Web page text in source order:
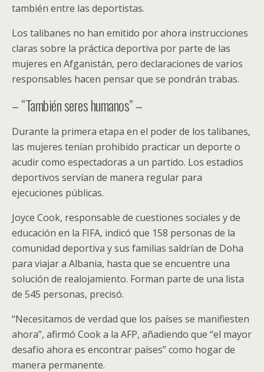
también entre las deportistas.
Los talibanes no han emitido por ahora instrucciones
claras sobre la práctica deportiva por parte de las
mujeres en Afganistán, pero declaraciones de varios
responsables hacen pensar que se pondrán trabas.
– “También seres humanos” –
Durante la primera etapa en el poder de los talibanes,
las mujeres tenían prohibido practicar un deporte o
acudir como espectadoras a un partido. Los estadios
deportivos servían de manera regular para
ejecuciones públicas.
Joyce Cook, responsable de cuestiones sociales y de
educación en la FIFA, indicó que 158 personas de la
comunidad deportiva y sus familias saldrían de Doha
para viajar a Albania, hasta que se encuentre una
solución de realojamiento. Forman parte de una lista
de 545 personas, precisó.
“Necesitamos de verdad que los países se manifiesten
ahora”, afirmó Cook a la AFP, añadiendo que “el mayor
desafío ahora es encontrar países” como hogar de
manera permanente.